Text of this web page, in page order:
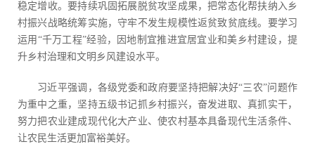
稳定增收。要持续巩固拓展脱贫攻坚成果，把常态化帮扶纳入乡
村振兴战略统筹实施，守牢不发生规模性返贫致贫底线。要学习
运用“千万工程”经验，因地制宜推进宜居宜业和美乡村建设，提
升乡村治理和文明乡风建设水平。
习近平强调，各级党委和政府要坚持把解决好“三农”问题作
为重中之重，坚持五级书记抓乡村振兴，奋发进取、真抓实干，
努力把农业建成现代化大产业、使农村基本具备现代生活条件、
让农民生活更加富裕美好。